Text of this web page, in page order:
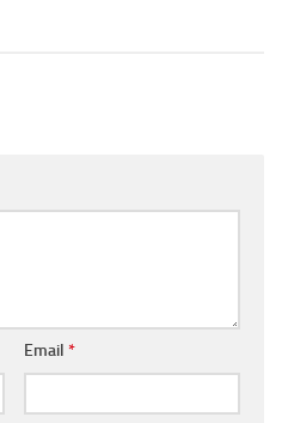
Email *